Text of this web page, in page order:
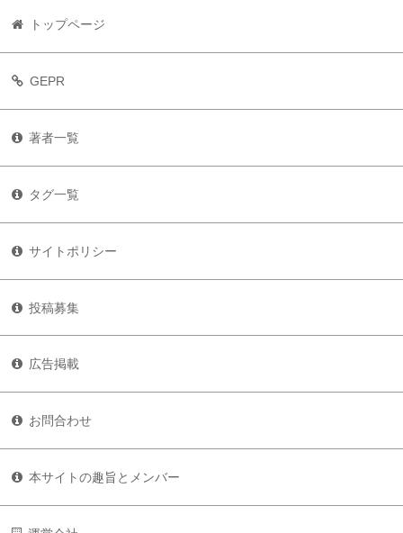
トップページ
GEPR
著者一覧
タグ一覧
サイトポリシー
投稿募集
広告掲載
お問合わせ
本サイトの趣旨とメンバー